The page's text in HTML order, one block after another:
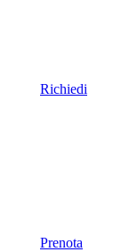
Richiedi
Prenota